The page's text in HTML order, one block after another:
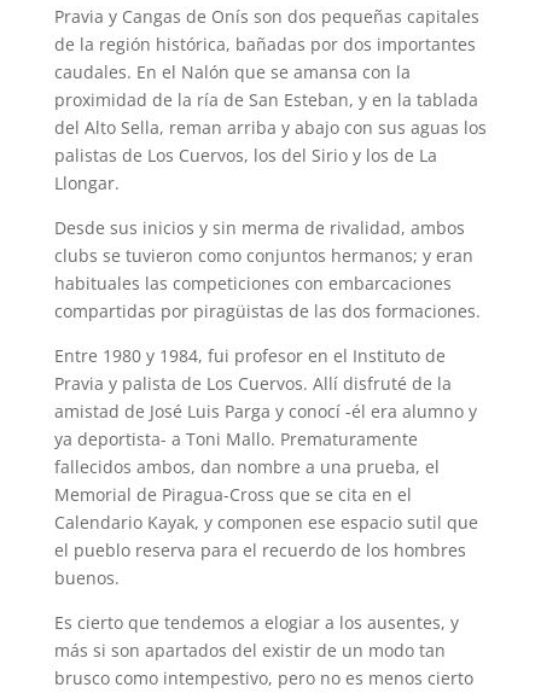
Pravia y Cangas de Onís son dos pequeñas capitales
de la región histórica, bañadas por dos importantes
caudales. En el Nalón que se amansa con la
proximidad de la ría de San Esteban, y en la tablada
del Alto Sella, reman arriba y abajo con sus aguas los
palistas de Los Cuervos, los del Sirio y los de La
Llongar.
Desde sus inicios y sin merma de rivalidad, ambos
clubs se tuvieron como conjuntos hermanos; y eran
habituales las competiciones con embarcaciones
compartidas por piragüistas de las dos formaciones.
Entre 1980 y 1984, fui profesor en el Instituto de
Pravia y palista de Los Cuervos. Allí disfruté de la
amistad de José Luis Parga y conocí -él era alumno y
ya deportista- a Toni Mallo. Prematuramente
fallecidos ambos, dan nombre a una prueba, el
Memorial de Piragua-Cross que se cita en el
Calendario Kayak, y componen ese espacio sutil que
el pueblo reserva para el recuerdo de los hombres
buenos.
Es cierto que tendemos a elogiar a los ausentes, y
más si son apartados del existir de un modo tan
brusco como intempestivo, pero no es menos cierto